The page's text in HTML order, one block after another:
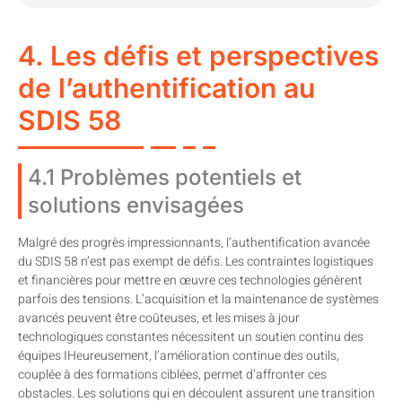
4. Les défis et perspectives
de l’authentification au
SDIS 58
4.1 Problèmes potentiels et
solutions envisagées
Malgré des progrès impressionnants, l’authentification avancée
du SDIS 58 n’est pas exempt de défis. Les contraintes logistiques
et financières pour mettre en œuvre ces technologies génèrent
parfois des tensions. L’acquisition et la maintenance de systèmes
avancés peuvent être coûteuses, et les mises à jour
technologiques constantes nécessitent un soutien continu des
équipes IHeureusement, l’amélioration continue des outils,
couplée à des formations ciblées, permet d’affronter ces
obstacles. Les solutions qui en découlent assurent une transition